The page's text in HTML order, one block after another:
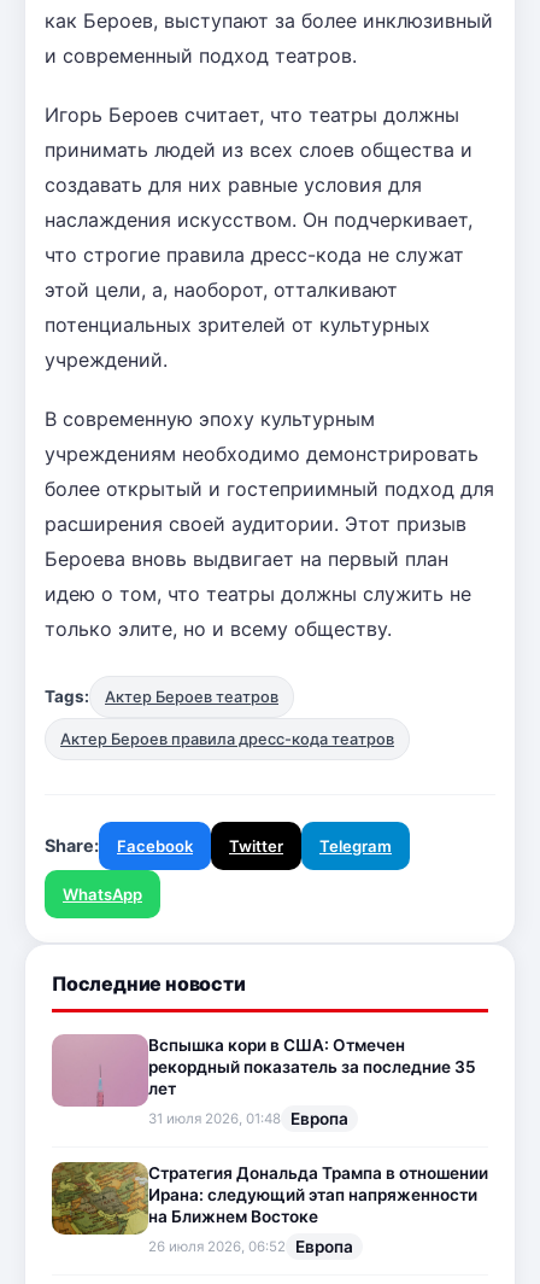
как Бероев, выступают за более инклюзивный
и современный подход театров.
Игорь Бероев считает, что театры должны
принимать людей из всех слоев общества и
создавать для них равные условия для
наслаждения искусством. Он подчеркивает,
что строгие правила дресс-кода не служат
этой цели, а, наоборот, отталкивают
потенциальных зрителей от культурных
учреждений.
В современную эпоху культурным
учреждениям необходимо демонстрировать
более открытый и гостеприимный подход для
расширения своей аудитории. Этот призыв
Бероева вновь выдвигает на первый план
идею о том, что театры должны служить не
только элите, но и всему обществу.
Tags: Актер Бероев театров
Актер Бероев правила дресс-кода театров
Share: Facebook Twitter Telegram
WhatsApp
Последние новости
Вспышка кори в США: Отмечен
рекордный показатель за последние 35
лет
31 июля 2026, 01:48 Европа
Стратегия Дональда Трампа в отношении
Ирана: следующий этап напряженности
на Ближнем Востоке
26 июля 2026, 06:52 Европа